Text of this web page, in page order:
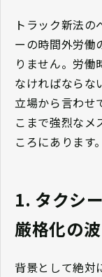
トラック新法
ーの時間外労働
りません。労働
なければならな
立場から言わせ
こまで強烈なメ
ころにあります。
1. タクシ
厳格化の波
背景として絶対